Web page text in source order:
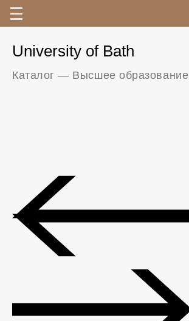
University of Bath
Каталог — Высшее образование